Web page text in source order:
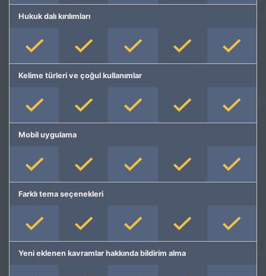
Hukuk dalı kırılımları
Kelime türleri ve çoğul kullanımlar
Mobil uygulama
Farklı tema seçenekleri
Yeni eklenen kavramlar hakkında bildirim alma